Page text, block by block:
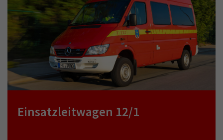
Einsatzleitwagen 12/1